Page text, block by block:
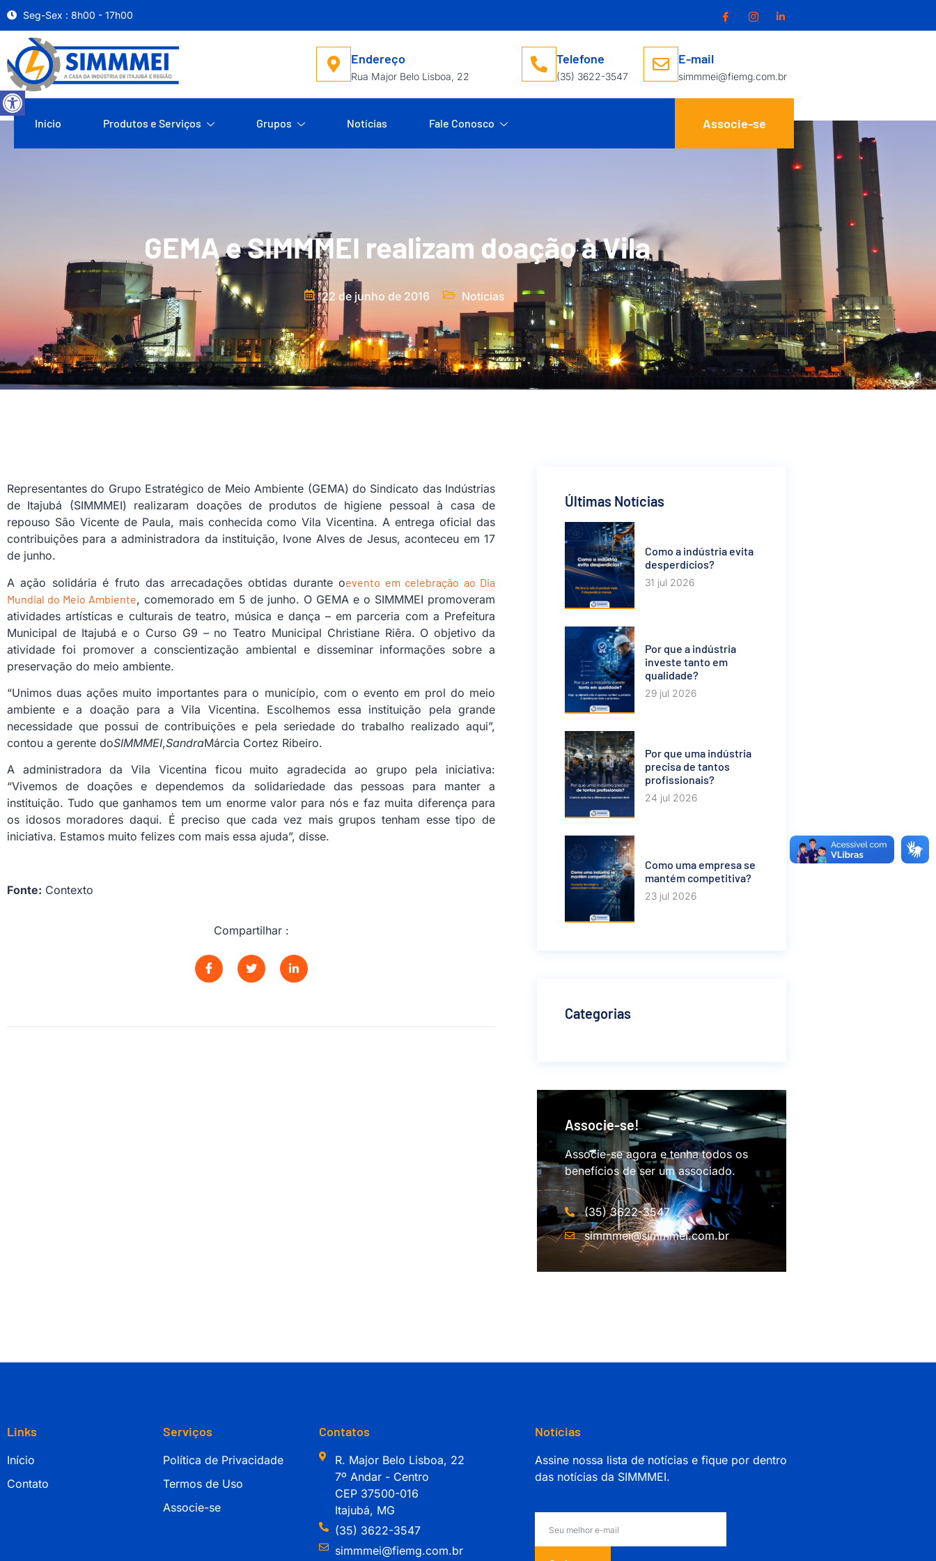
Abrir a barra de ferramentas
Seg-Sex : 8h00 - 17h00
Endereço
Rua Major Belo Lisboa, 22
Telefone
(35) 3622-3547
E-mail
simmmei@fiemg.com.br
Início Produtos e Serviços Grupos Notícias Fale Conosco Associe-se
GEMA e SIMMMEI realizam doação à Vila
22 de junho de 2016 Notícias
Representantes do Grupo Estratégico de Meio Ambiente (GEMA) do Sindicato das Indústrias
de Itajubá (SIMMMEI) realizaram doações de produtos de higiene pessoal à casa de
repouso São Vicente de Paula, mais conhecida como Vila Vicentina. A entrega oficial das
contribuições para a administradora da instituição, Ivone Alves de Jesus, aconteceu em 17
de junho.
A ação solidária é fruto das arrecadações obtidas durante oevento em celebração ao Dia
Mundial do Meio Ambiente, comemorado em 5 de junho. O GEMA e o SIMMMEI promoveram
atividades artísticas e culturais de teatro, música e dança – em parceria com a Prefeitura
Municipal de Itajubá e o Curso G9 – no Teatro Municipal Christiane Riêra. O objetivo da
atividade foi promover a conscientização ambiental e disseminar informações sobre a
preservação do meio ambiente.
“Unimos duas ações muito importantes para o município, com o evento em prol do meio
ambiente e a doação para a Vila Vicentina. Escolhemos essa instituição pela grande
necessidade que possui de contribuições e pela seriedade do trabalho realizado aqui”,
contou a gerente doSIMMMEI,SandraMárcia Cortez Ribeiro.
A administradora da Vila Vicentina ficou muito agradecida ao grupo pela iniciativa:
“Vivemos de doações e dependemos da solidariedade das pessoas para manter a
instituição. Tudo que ganhamos tem um enorme valor para nós e faz muita diferença para
os idosos moradores daqui. É preciso que cada vez mais grupos tenham esse tipo de
iniciativa. Estamos muito felizes com mais essa ajuda”, disse.
Fonte: Contexto
Compartilhar :
Últimas Notícias
Como a indústria evita
desperdícios?
31 jul 2026
Por que a indústria
investe tanto em
qualidade?
29 jul 2026
Por que uma indústria
precisa de tantos
profissionais?
24 jul 2026
Como uma empresa se
mantém competitiva?
23 jul 2026
Categorias
Associe-se!
Associe-se agora e tenha todos os
benefícios de ser um associado.
(35) 3622-3547
simmmei@simmmei.com.br
Links
Início
Contato
Serviços
Política de Privacidade
Termos de Uso
Associe-se
Contatos
R. Major Belo Lisboa, 22
7º Andar - Centro
CEP 37500-016
Itajubá, MG
(35) 3622-3547
simmmei@fiemg.com.br
Notícias
Assine nossa lista de notícias e fique por dentro
das notícias da SIMMMEI.